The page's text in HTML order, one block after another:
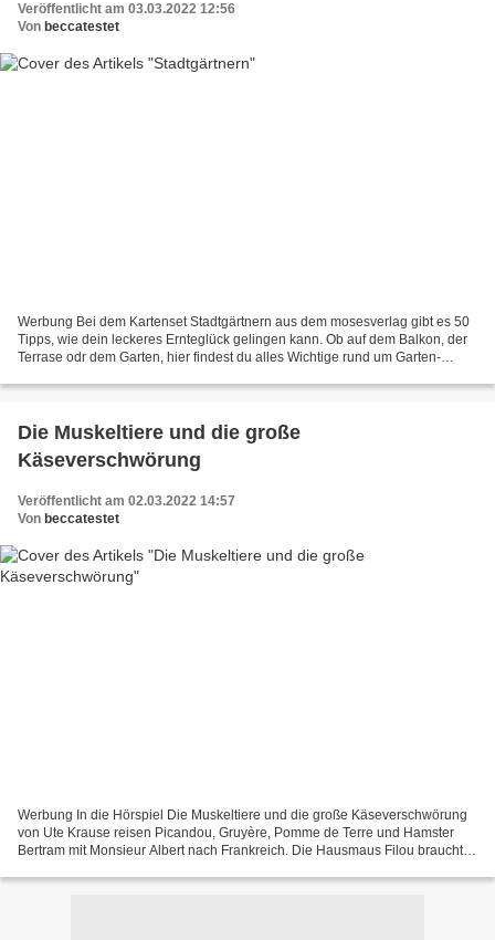
Veröffentlicht am 03.03.2022 12:56
Von beccatestet
Werbung Bei dem Kartenset Stadtgärtnern aus dem mosesverlag gibt es 50
Tipps, wie dein leckeres Ernteglück gelingen kann. Ob auf dem Balkon, der
Terrase odr dem Garten, hier findest du alles Wichtige rund um Garten-
Die Muskeltiere und die große
Käseverschwörung
Veröffentlicht am 02.03.2022 14:57
Von beccatestet
Werbung In die Hörspiel Die Muskeltiere und die große Käseverschwörung
von Ute Krause reisen Picandou, Gruyère, Pomme de Terre und Hamster
Bertram mit Monsieur Albert nach Frankreich. Die Hausmaus Filou braucht